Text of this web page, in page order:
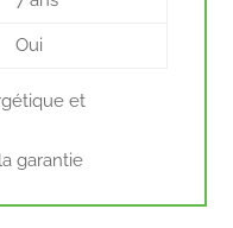
Oui
et
garantie